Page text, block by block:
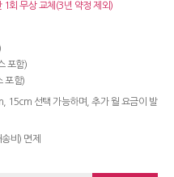
1회 무상 교체(3년 약정 제외)
포함)
포함)
15cm 선택 가능하며, 추가 월 요금이 발
비) 면제